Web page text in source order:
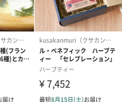
ーナーで、ル・ベネフィッ
6種入り」が紹介されまし